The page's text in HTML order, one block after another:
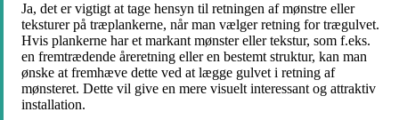
Ja, det er vigtigt at tage hensyn til retningen af mønstre eller
teksturer på træplankerne, når man vælger retning for trægulvet.
Hvis plankerne har et markant mønster eller tekstur, som f.eks.
en fremtrædende åreretning eller en bestemt struktur, kan man
ønske at fremhæve dette ved at lægge gulvet i retning af
mønsteret. Dette vil give en mere visuelt interessant og attraktiv
installation.